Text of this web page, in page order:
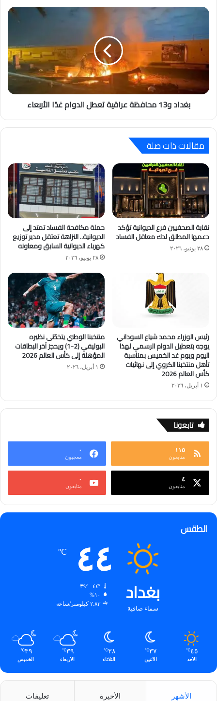
بغداد و13 محافظة عراقية تعطل الدوام غدًا الأربعاء
مقالات ذات صلة
نقابة الصحفيين فرع الديوانية تؤكد
دعمها المطلق لدك معاقل الفساد
٢٨ يونيو، ٢٠٢٦
حملة مكافحة الفساد تمتد إلى
الديوانية.. النزاهة تعتقل مدير توزيع
كهرباء الديوانية السابق ومعاونه
٢٨ يونيو، ٢٠٢٦
رئيس الوزراء محمد شياع السوداني
يوجه بتعطيل الدوام الرسمي لهذا
اليوم ويوم غد الخميس بمناسبة
تأهل منتخبنا الكروي إلى نهائيات
كأس العالم 2026
١ أبريل، ٢٠٢٦
منتخبنا الوطني يتخطّى نظيره
البوليفي (2-1) ويحجز آخر البطاقات
المؤهلة إلى كأس العالم 2026
١ أبريل، ٢٠٢٦
تابعونا
١١٥
متابعون
٠
معجبون
٤
متابعون
٠
متابعون
الطقس
بغداد
سماء صافية
٤٤ ℃
٤٤º - ٣٩º
١٠%
٢.٨٣ كيلومتر/ساعة
٤٥℃
الأحد
٣٧℃
الأثنين
٣٨℃
الثلاثاء
٣٩℃
الأربعاء
٣٩℃
الخميس
الأشهر الأخيرة تعليقات